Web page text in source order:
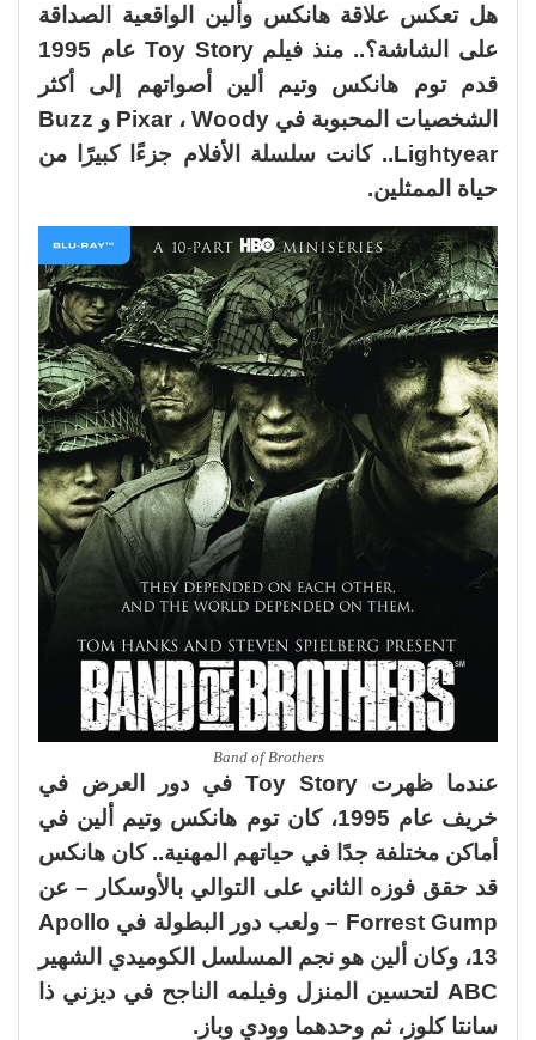
هل تعكس علاقة هانكس وألين الواقعية الصداقة
على الشاشة؟.. منذ فيلم Toy Story عام 1995
قدم توم هانكس وتيم ألين أصواتهم إلى أكثر
الشخصيات المحبوبة في Pixar ، Woody و Buzz
Lightyear.. كانت سلسلة الأفلام جزءًا كبيرًا من
حياة الممثلين.
Band of Brothers
عندما ظهرت Toy Story في دور العرض في
خريف عام 1995، كان توم هانكس وتيم ألين في
أماكن مختلفة جدًا في حياتهم المهنية.. كان هانكس
قد حقق فوزه الثاني على التوالي بالأوسكار – عن
Forrest Gump – ولعب دور البطولة في Apollo
13، وكان ألين هو نجم المسلسل الكوميدي الشهير
ABC لتحسين المنزل وفيلمه الناجح في ديزني ذا
سانتا كلوز، ثم وحدهما وودي وباز.